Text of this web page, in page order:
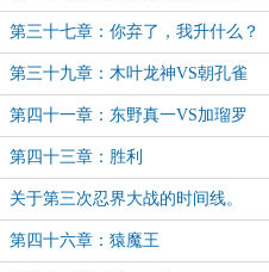
月球
第三十七章：你弃了，我升什么？
第三十九章：木叶龙神VS朝孔雀
第四十一章：东野真一VS加瑠罗
第四十三章：胜利
关于第三次忍界大战的时间线。
第四十六章：猿魔王